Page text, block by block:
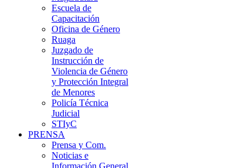
Escuela de
Capacitación
Oficina de Género
Ruaga
Juzgado de
Instrucción de
Violencia de Género
y Protección Integral
de Menores
Policía Técnica
Judicial
STIyC
PRENSA
Prensa y Com.
Noticias e
Información General